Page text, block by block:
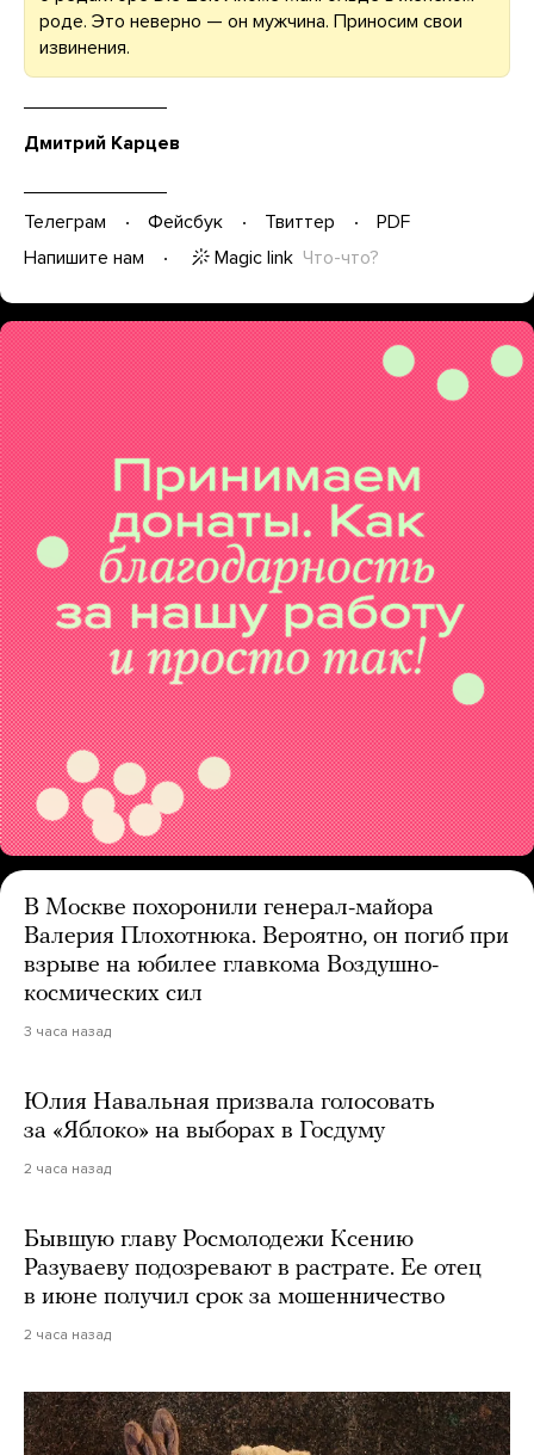
роде. Это неверно — он мужчина. Приносим свои
извинения.
Дмитрий Карцев
Телеграм Фейсбук Твиттер
PDF
Напишите нам
Magic link Что-что?
В Москве похоронили генерал-майора
Валерия Плохотнюка. Вероятно, он погиб при
взрыве на юбилее главкома Воздушно-
космических сил
3 часа назад
Юлия Навальная призвала голосовать
за «Яблоко» на выборах в Госдуму
2 часа назад
Бывшую главу Росмолодежи Ксению
Разуваеву подозревают в растрате. Ее отец
в июне получил срок за мошенничество
2 часа назад